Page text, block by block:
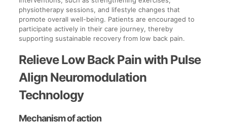
physiotherapy sessions, and lifestyle changes that
promote overall well-being. Patients are encouraged to
participate actively in their care journey, thereby
supporting sustainable recovery from low back pain.
Relieve Low Back Pain with Pulse
Align Neuromodulation
Technology
Mechanism of action